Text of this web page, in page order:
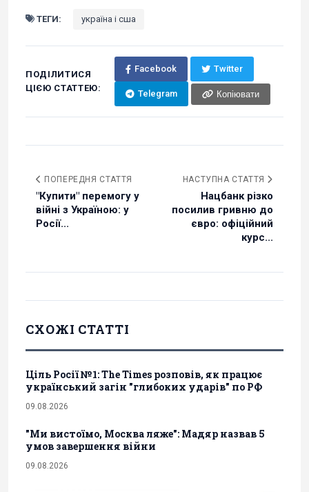
ТЕГИ: україна і сша
ПОДІЛИТИСЯ
ЦІЄЮ СТАТТЕЮ:
Facebook Twitter
Telegram Копіювати
ПОПЕРЕДНЯ СТАТТЯ
"Купити" перемогу у
війні з Україною: у
Росії...
НАСТУПНА СТАТТЯ
Нацбанк різко
посилив гривню до
євро: офіційний
курс...
СХОЖІ СТАТТІ
Ціль Росії №1: The Times розповів, як працює
український загін "глибоких ударів" по РФ
09.08.2026
"Ми вистоїмо, Москва ляже": Мадяр назвав 5
умов завершення війни
09.08.2026